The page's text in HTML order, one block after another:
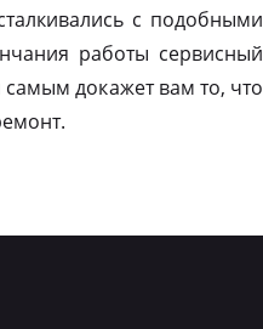
с подобными
работы сервисный
докажет вам то, что